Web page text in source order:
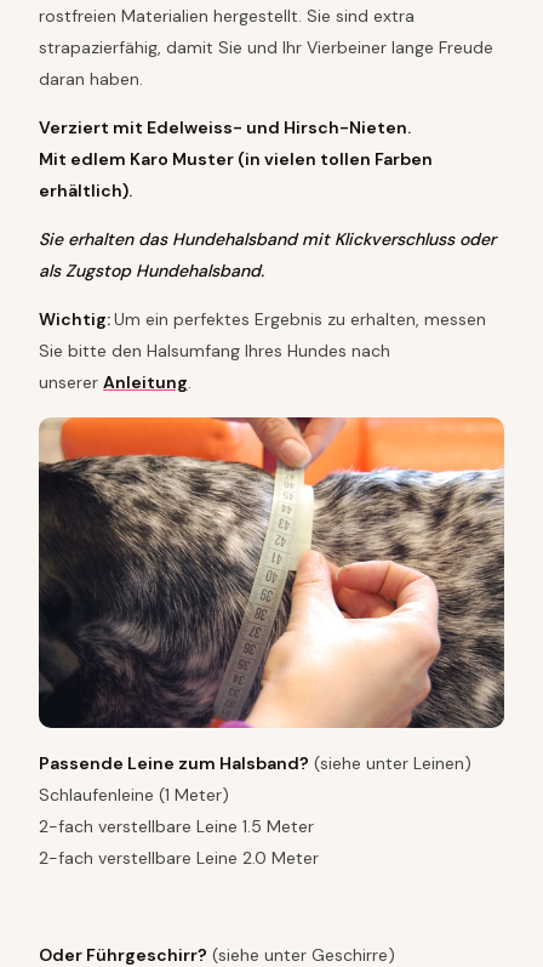
rostfreien Materialien hergestellt. Sie sind extra
strapazierfähig, damit Sie und Ihr Vierbeiner lange Freude
daran haben.
Verziert mit Edelweiss- und Hirsch-Nieten.
Mit edlem Karo Muster (in vielen tollen Farben
erhältlich).
Sie erhalten das Hundehalsband mit Klickverschluss oder
als Zugstop Hundehalsband.
Wichtig:Um ein perfektes Ergebnis zu erhalten, messen
Sie bitte den Halsumfang Ihres Hundes nach
unserer Anleitung.
Passende Leine zum Halsband? (siehe unter Leinen)
Schlaufenleine (1 Meter)
2-fach verstellbare Leine 1.5 Meter
2-fach verstellbare Leine 2.0 Meter
Oder Führgeschirr? (siehe unter Geschirre)